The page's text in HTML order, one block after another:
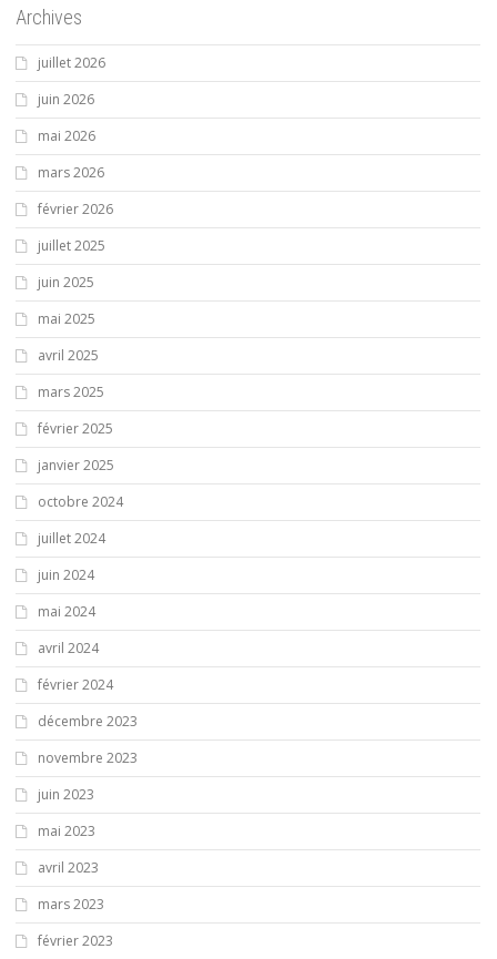
Archives
juillet 2026
juin 2026
mai 2026
mars 2026
février 2026
juillet 2025
juin 2025
mai 2025
avril 2025
mars 2025
février 2025
janvier 2025
octobre 2024
juillet 2024
juin 2024
mai 2024
avril 2024
février 2024
décembre 2023
novembre 2023
juin 2023
mai 2023
avril 2023
mars 2023
février 2023